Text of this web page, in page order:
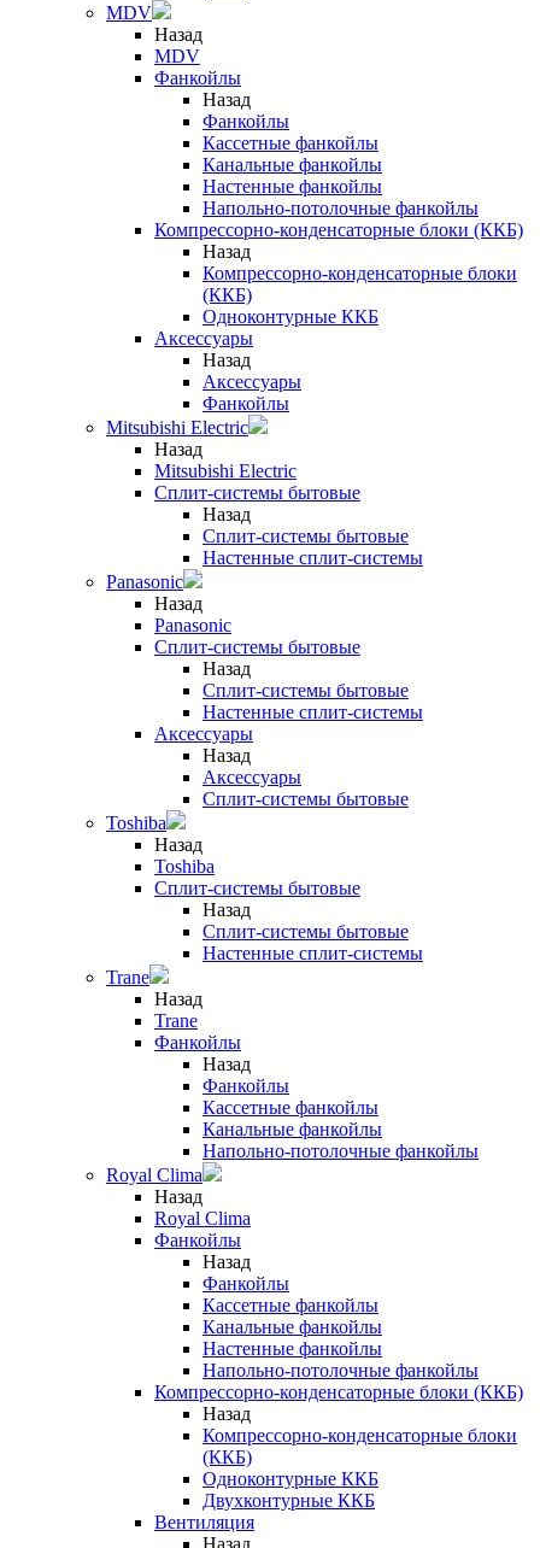
MDV
Назад
MDV
Фанкойлы
Назад
Фанкойлы
Кассетные фанкойлы
Канальные фанкойлы
Настенные фанкойлы
Напольно-потолочные фанкойлы
Компрессорно-конденсаторные блоки (ККБ)
Назад
Компрессорно-конденсаторные блоки
(ККБ)
Одноконтурные ККБ
Аксессуары
Назад
Аксессуары
Фанкойлы
Mitsubishi Electric
Назад
Mitsubishi Electric
Сплит-системы бытовые
Назад
Сплит-системы бытовые
Настенные сплит-системы
Panasonic
Назад
Panasonic
Сплит-системы бытовые
Назад
Сплит-системы бытовые
Настенные сплит-системы
Аксессуары
Назад
Аксессуары
Сплит-системы бытовые
Toshiba
Назад
Toshiba
Сплит-системы бытовые
Назад
Сплит-системы бытовые
Настенные сплит-системы
Trane
Назад
Trane
Фанкойлы
Назад
Фанкойлы
Кассетные фанкойлы
Канальные фанкойлы
Напольно-потолочные фанкойлы
Royal Clima
Назад
Royal Clima
Фанкойлы
Назад
Фанкойлы
Кассетные фанкойлы
Канальные фанкойлы
Настенные фанкойлы
Напольно-потолочные фанкойлы
Компрессорно-конденсаторные блоки (ККБ)
Назад
Компрессорно-конденсаторные блоки
(ККБ)
Одноконтурные ККБ
Двухконтурные ККБ
Вентиляция
Назад